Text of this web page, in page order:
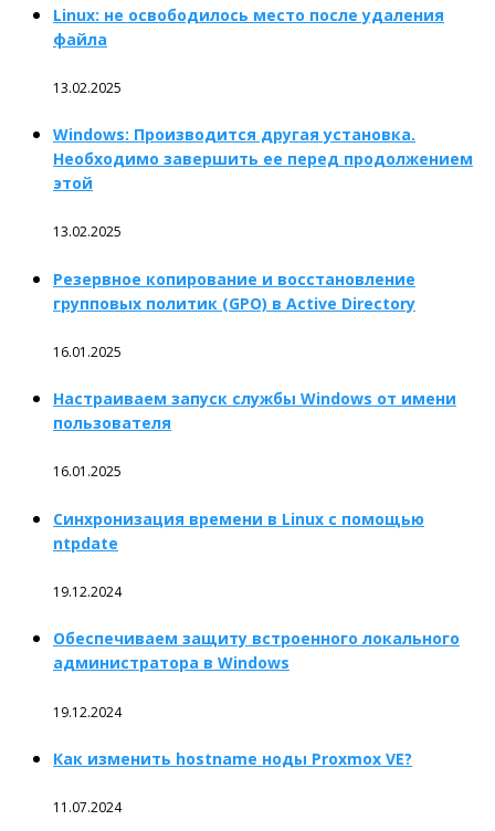
Linux: не освободилось место после удаления
файла
13.02.2025
Windows: Производится другая установка.
Необходимо завершить ее перед продолжением
этой
13.02.2025
Резервное копирование и восстановление
групповых политик (GPO) в Active Directory
16.01.2025
Настраиваем запуск службы Windows от имени
пользователя
16.01.2025
Синхронизация времени в Linux с помощью
ntpdate
19.12.2024
Обеспечиваем защиту встроенного локального
администратора в Windows
19.12.2024
Как изменить hostname ноды Proxmox VE?
11.07.2024